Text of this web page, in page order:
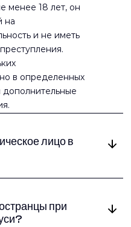
менее 18 лет, он
на
и не иметь
в определенных
дополнительные
лицо в
(18%), НДС
при